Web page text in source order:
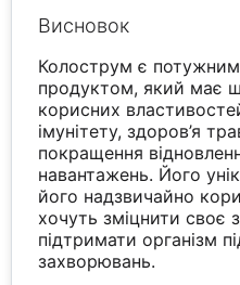
Висновок
Колострум є
продуктом, який має
корисних
імунітету, здоров’я
покращення
навантажень. Його
його надзвичайно
хочуть зміцнити своє
підтримати організм
захворювань.